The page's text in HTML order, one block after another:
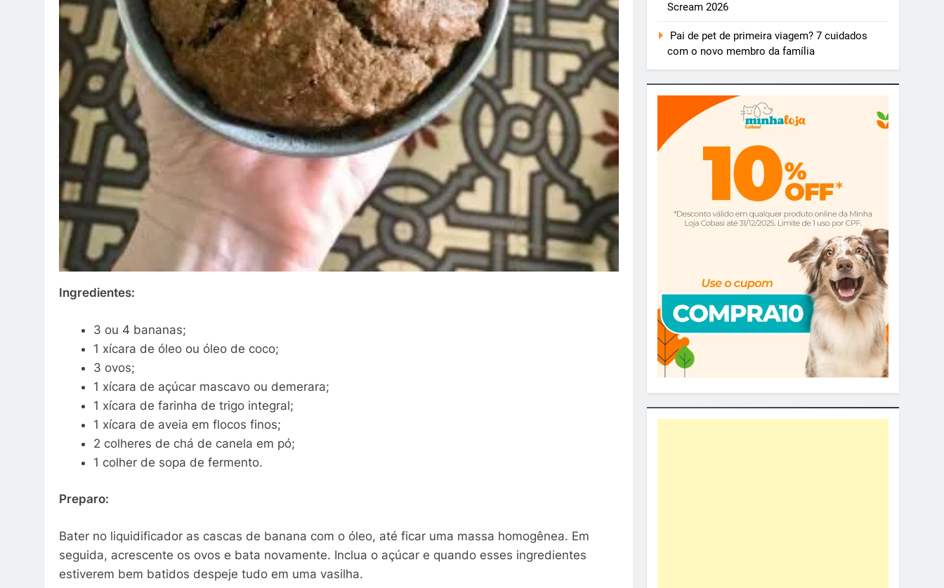
Ingredientes:
3 ou 4 bananas;
1 xícara de óleo ou óleo de coco;
3 ovos;
1 xícara de açúcar mascavo ou demerara;
1 xícara de farinha de trigo integral;
1 xícara de aveia em flocos finos;
2 colheres de chá de canela em pó;
1 colher de sopa de fermento.
Preparo:
Bater no liquidificador as cascas de banana com o óleo, até ficar uma massa homogênea. Em
seguida, acrescente os ovos e bata novamente. Inclua o açúcar e quando esses ingredientes
estiverem bem batidos despeje tudo em uma vasilha.
Scream 2026
Pai de pet de primeira viagem? 7 cuidados
com o novo membro da família